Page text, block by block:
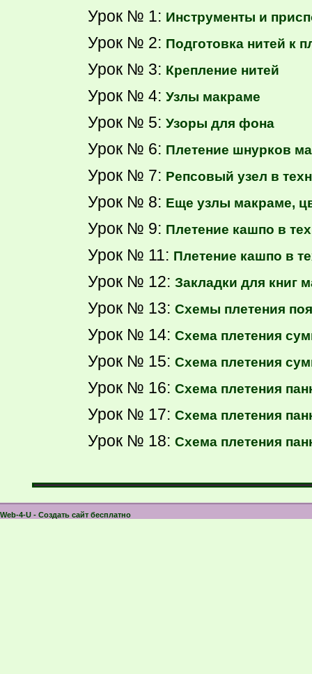
Урок № 1: Инструменты и
Урок № 2: Подготовка нитей к
Урок № 3: Крепление нитей
Урок № 4: Узлы макраме
Урок № 5: Узоры для фона
Урок № 6: Плетение шнурков
Урок № 7: Репсовый узел в
Урок № 8: Еще узлы макраме,
Урок № 9: Плетение кашпо в
Урок № 11: Плетение кашпо в
Урок № 12: Закладки для книг
Урок № 13: Схемы плетения
Урок № 14: Схема плетения сум
Урок № 15: Схема плетения
Урок № 16: Схема плетения
Урок № 17: Схема плетения
Урок № 18: Схема плетения
Web-4-U - Создать сайт бесплатно